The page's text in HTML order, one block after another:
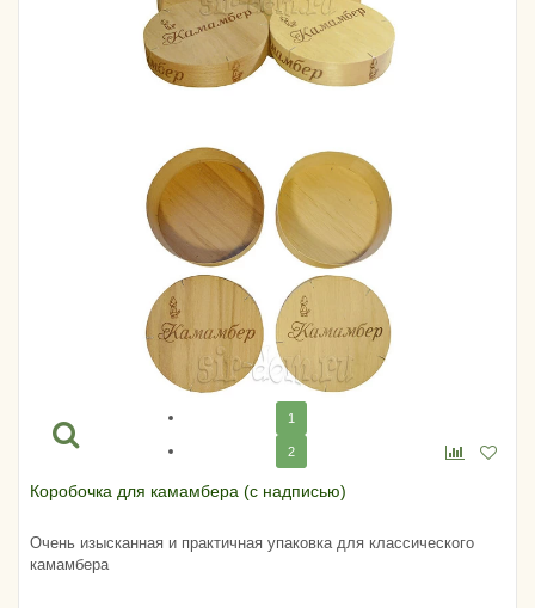
1
2
Коробочка для камамбера (с надписью)
Очень изысканная и практичная упаковка для классического
камамбера